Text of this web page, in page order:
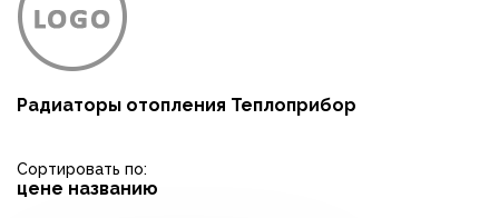
Радиаторы отопления Теплоприбор
Сортировать по:
цене названию